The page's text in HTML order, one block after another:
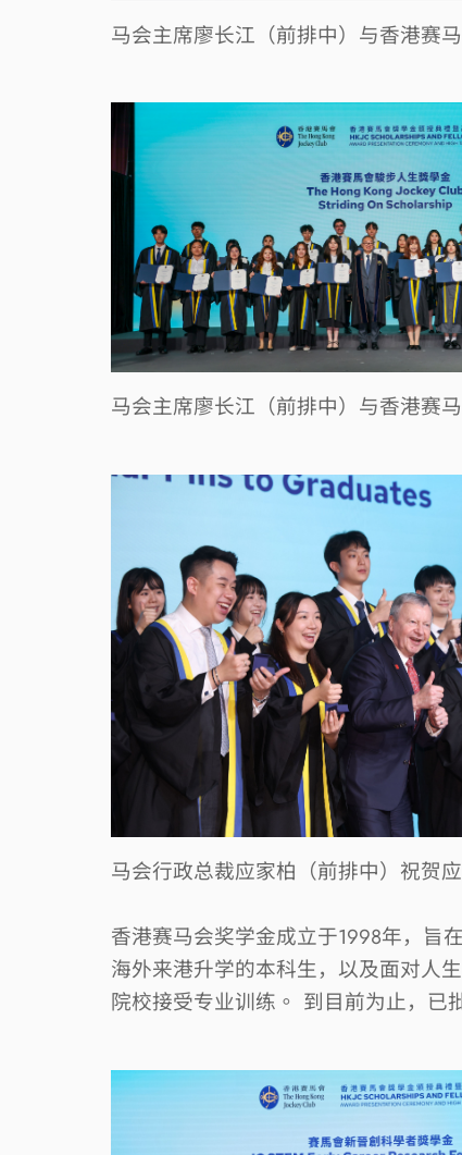
马会主席廖长江（前排中）与香港赛
马会主席廖长江（前排中）与香港赛
马会行政总裁应家柏（前排中）祝贺
香港赛马会奖学金成立于1998年，旨
海外来港升学的本科生，以及面对人
院校接受专业训练。 到目前为止，已